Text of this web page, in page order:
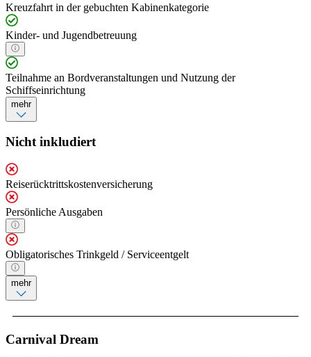
Kreuzfahrt in der gebuchten Kabinenkategorie
Kinder- und Jugendbetreuung
Teilnahme an Bordveranstaltungen und Nutzung der
Schiffseinrichtung
mehr
Nicht inkludiert
Reiserücktrittskostenversicherung
Persönliche Ausgaben
Obligatorisches Trinkgeld / Serviceentgelt
mehr
Carnival Dream